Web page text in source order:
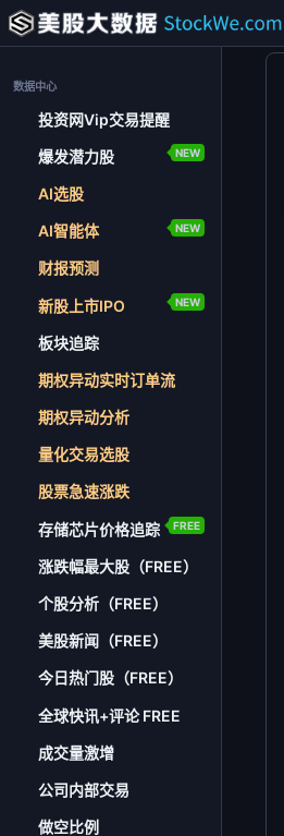
数据中心
投资网Vip交易提醒
爆发潜力股 NEW
AI选股
AI智能体 NEW
财报预测
新股上市IPO NEW
板块追踪
期权异动实时订单流
期权异动分析
量化交易选股
股票急速涨跌
存储芯片价格追踪 FREE
涨跌幅最大股（FREE）
个股分析（FREE）
美股新闻（FREE）
今日热门股（FREE）
全球快讯+评论 FREE
成交量激增
公司内部交易
做空比例